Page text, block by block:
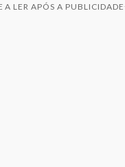
A LER APÓS A PUBLICIDADE